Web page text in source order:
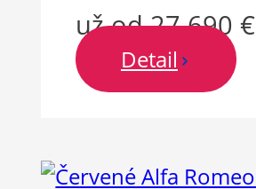
už od 27 690 €
Detail